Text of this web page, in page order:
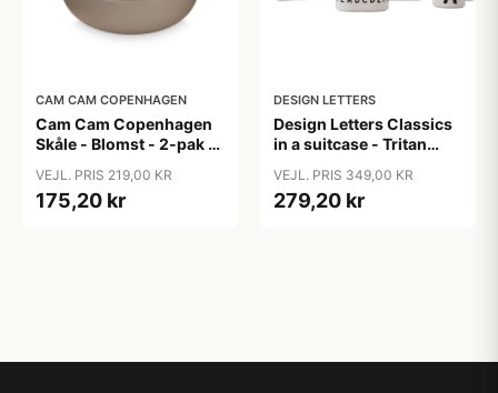
CAM CAM COPENHAGEN
Cam Cam Copenhagen
Skåle - Blomst - 2-pak -
VEJL. PRIS 219,00 KR
175,20 kr
DESIGN LETTERS
Design Letters Classics
in a suitcase - Tritan
VEJL. PRIS 349,00 KR
279,20 kr